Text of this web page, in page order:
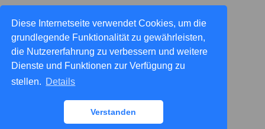
Diese Internetseite verwendet Cookies, um die
grundlegende Funktionalität zu gewährleisten,
die Nutzererfahrung zu verbessern und weitere
Dienste und Funktionen zur Verfügung zu
stellen. Details
Verstanden